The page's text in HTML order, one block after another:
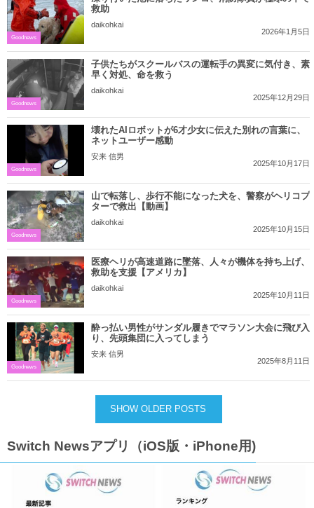
Goodnews
救助
daikohkai
2026年1月5日
Goodnews
子供たちがスクールバスの運転手の異変に気付き、素
早く対処、命を救う
daikohkai
2025年12月29日
Goodnews
壊れたAIロボットが6才少女に伝えた別れの言葉に、
ネットユーザー感動
安来 信男
2025年10月17日
Goodnews
山で転落し、歩行不能になった犬を、警察がヘリコプ
ターで救出【動画】
daikohkai
2025年10月15日
Goodnews
医療ヘリが高速道路に墜落、人々が機体を持ち上げ、
救助を支援【アメリカ】
daikohkai
2025年10月11日
Goodnews
酔っ払い男性がサンダル履きでマラソン大会に飛び入
り、先頭集団に入ってしまう
安来 信男
2025年8月11日
SHOW OLDER POSTS
Switch Newsアプリ（iOS版・iPhone用)